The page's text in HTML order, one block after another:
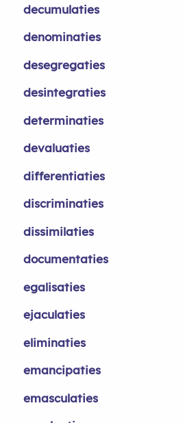
decumulaties
denominaties
desegregaties
desintegraties
determinaties
devaluaties
differentiaties
discriminaties
dissimilaties
documentaties
egalisaties
ejaculaties
eliminaties
emancipaties
emasculaties